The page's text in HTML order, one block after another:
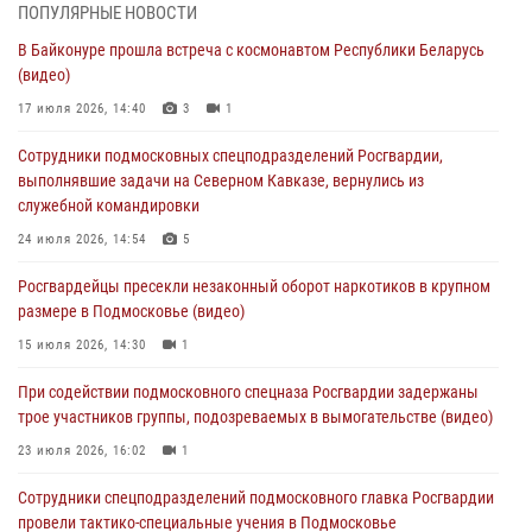
05 августа 2026, 15:48 1
Сотрудники спецподразделения подмосковного главка Росгвардии
отработали навыки огневой подготовки на комплексных учениях
04 августа 2026, 12:21
За прошедший месяц росгвардейцы 7386 раз выезжали по
сигналам «Тревога» с охраняемых объектов в Подмосковье
04 августа 2026, 12:15
(видео)
03 августа 2026, 15:32 1
«семейным подрядом» в Подмосковье (видео)
03 августа 2026, 15:08
ПОПУЛЯРНЫЕ НОВОСТИ
В Байконуре прошла встреча с космонавтом Республики Беларусь
(видео)
17 июля 2026, 14:40 3 1
Сотрудники подмосковных спецподразделений Росгвардии,
выполнявшие задачи на Северном Кавказе, вернулись из
служебной командировки
24 июля 2026, 14:54 5
Росгвардейцы пресекли незаконный оборот наркотиков в крупном
размере в Подмосковье (видео)
15 июля 2026, 14:30 1
При содействии подмосковного спецназа Росгвардии задержаны
трое участников группы, подозреваемых в вымогательстве (видео)
23 июля 2026, 16:02 1
Сотрудники спецподразделений подмосковного главка Росгвардии
провели тактико-специальные учения в Подмосковье